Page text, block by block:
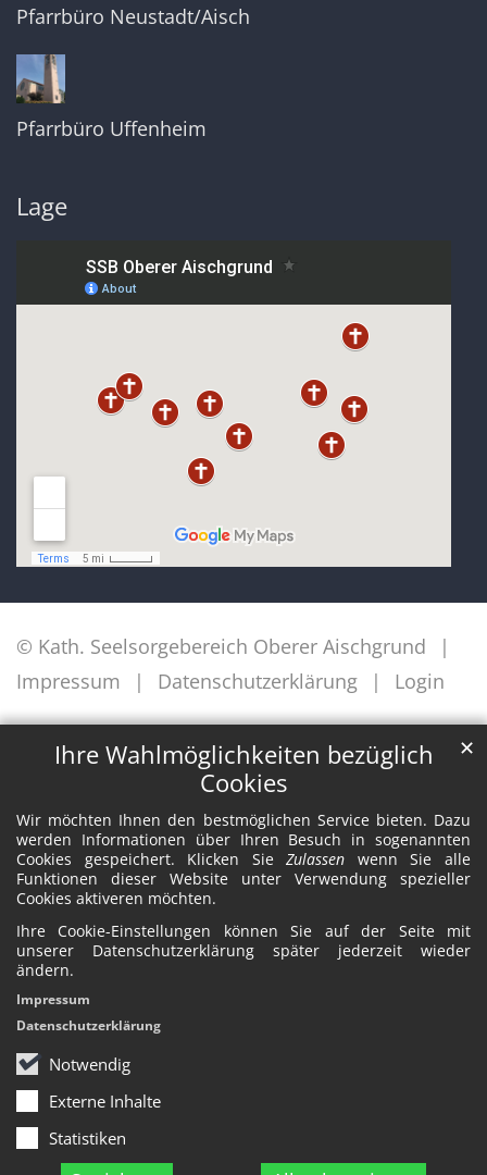
Ihre Wahlmöglichkeiten bezüglich
Cookies
Wir möchten Ihnen den bestmöglichen Service bieten. Dazu
werden Informationen über Ihren Besuch in sogenannten
Cookies gespeichert. Klicken SieZulassen wenn Sie alle
Funktionen dieser Website unter Verwendung spezieller
Cookies aktiveren möchten.
Ihre Cookie-Einstellungen können Sie auf der Seite mit
unserer Datenschutzerklärung später jederzeit wieder
ändern.
Notwendig
Externe Inhalte
Statistiken
✕
Impressum
Datenschutzerklärung
Pfarrbüro Neustadt/Aisch
Pfarrbüro Uffenheim
Lage
© Kath. Seelsorgebereich Oberer Aischgrund
Impressum
Datenschutzerklärung Login